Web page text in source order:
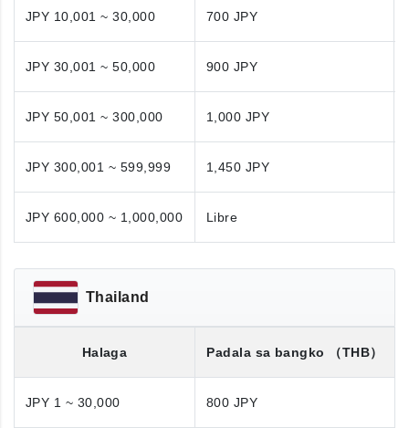
JPY 10,001 ~ 30,000 700 JPY
JPY 30,001 ~ 50,000 900 JPY
JPY 50,001 ~ 300,000 1,000 JPY
JPY 300,001 ~ 599,999 1,450 JPY
JPY 600,000 ~ 1,000,000 Libre
Thailand
Halaga Padala sa bangko （THB）
JPY 1 ~ 30,000
800 JPY